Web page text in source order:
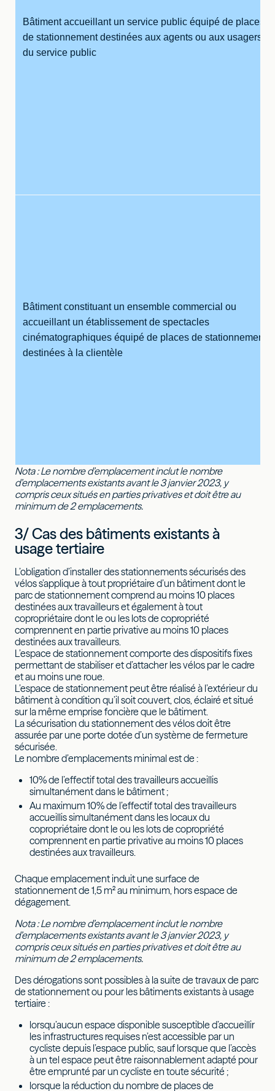
Bâtiment accueillant un service public équipé de places
de stationnement destinées aux agents ou aux usagers
du service public
Bâtiment constituant un ensemble commercial ou
accueillant un établissement de spectacles
cinématographiques équipé de places de stationnement
destinées à la clientèle
Nota : Le nombre d’emplacement inclut le nombre
d’emplacements existants avant le 3 janvier 2023, y
compris ceux situés en parties privatives et doit être au
minimum de 2 emplacements.
3/ Cas des bâtiments existants à
usage tertiaire
L’obligation d’installer des stationnements sécurisés des
vélos s’applique à tout propriétaire d’un bâtiment dont le
parc de stationnement comprend au moins 10 places
destinées aux travailleurs et également à tout
copropriétaire dont le ou les lots de copropriété
comprennent en partie privative au moins 10 places
destinées aux travailleurs.
L’espace de stationnement comporte des dispositifs fixes
permettant de stabiliser et d’attacher les vélos par le cadre
et au moins une roue.
L’espace de stationnement peut être réalisé à l’extérieur du
bâtiment à condition qu’il soit couvert, clos, éclairé et situé
sur la même emprise foncière que le bâtiment.
La sécurisation du stationnement des vélos doit être
assurée par une porte dotée d’un système de fermeture
sécurisée.
Le nombre d’emplacements minimal est de :
10% de l’effectif total des travailleurs accueillis
simultanément dans le bâtiment ;
Au maximum 10% de l’effectif total des travailleurs
accueillis simultanément dans les locaux du
copropriétaire dont le ou les lots de copropriété
comprennent en partie privative au moins 10 places
destinées aux travailleurs.
Chaque emplacement induit une surface de
stationnement de 1,5 m² au minimum, hors espace de
dégagement.
Nota : Le nombre d’emplacement inclut le nombre
d’emplacements existants avant le 3 janvier 2023, y
compris ceux situés en parties privatives et doit être au
minimum de 2 emplacements.
Des dérogations sont possibles à la suite de travaux de parc
de stationnement ou pour les bâtiments existants à usage
tertiaire :
lorsqu’aucun espace disponible susceptible d’accueillir
les infrastructures requises n’est accessible par un
cycliste depuis l’espace public, sauf lorsque que l’accès
à un tel espace peut être raisonnablement adapté pour
être emprunté par un cycliste en toute sécurité ;
lorsque la réduction du nombre de places de